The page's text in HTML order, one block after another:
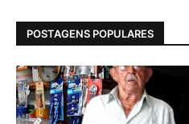
POSTAGENS POPULARES